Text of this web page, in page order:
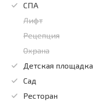
СПА
Лифт
Рецепция
Охрана
Детская площадка
Сад
Ресторан